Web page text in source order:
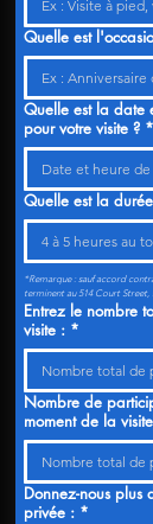
Quelle est
Quelle est la date
pour votre visite ? *
Quelle est la
*Remarque : sauf accord
terminent au 514 Court Street,
Entrez le nombre
visite : *
Nombre de
moment de la
Donnez-nous plus
privée : *